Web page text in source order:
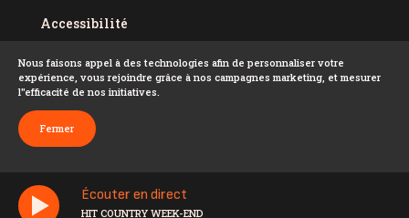
Écouter en direct
HIT COUNTRY WEEK-END
Accessibilité
Politique de confidentialité
Conditions d'utilisation
FAQ
Nous faisons appel à des technologies afin de personnaliser votre
expérience, vous rejoindre grâce à nos campagnes marketing, et mesurer
l''efficacité de nos initiatives.
Fermer